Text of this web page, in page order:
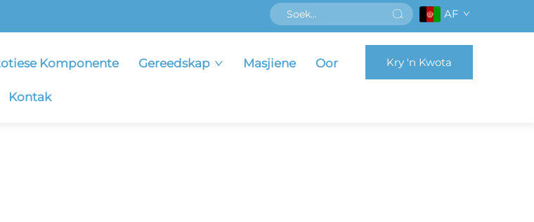
AF
Komponente Gereedskap Masjiene Oor
Kontak
Kry 'n Kwota